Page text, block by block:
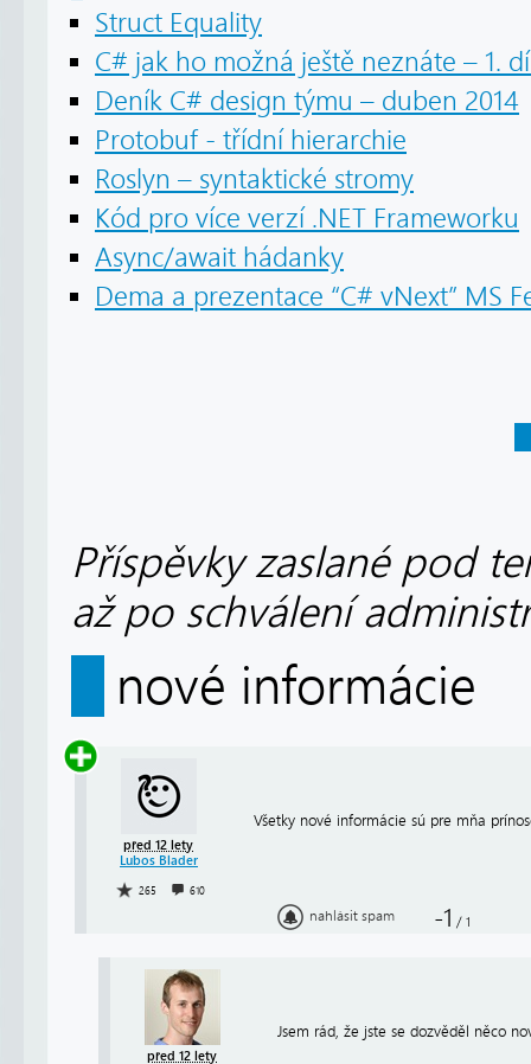
Struct Equality
C# jak ho možná ještě neznáte – 1.
Deník C# design týmu – duben 2014
Protobuf - třídní hierarchie
Roslyn – syntaktické stromy
Kód pro více verzí .NET Frameworku
Async/await hádanky
Dema a prezentace “C# vNext” MS
Příspěvky zaslané pod
až po schválení
nové informácie
před 12 lety
Lubos Blader
265 610
Všetky nové informácie sú pre mňa
nahlásit spam -1 / 1
před 12 lety
Jsem rád, že jste se dozvěděl něco